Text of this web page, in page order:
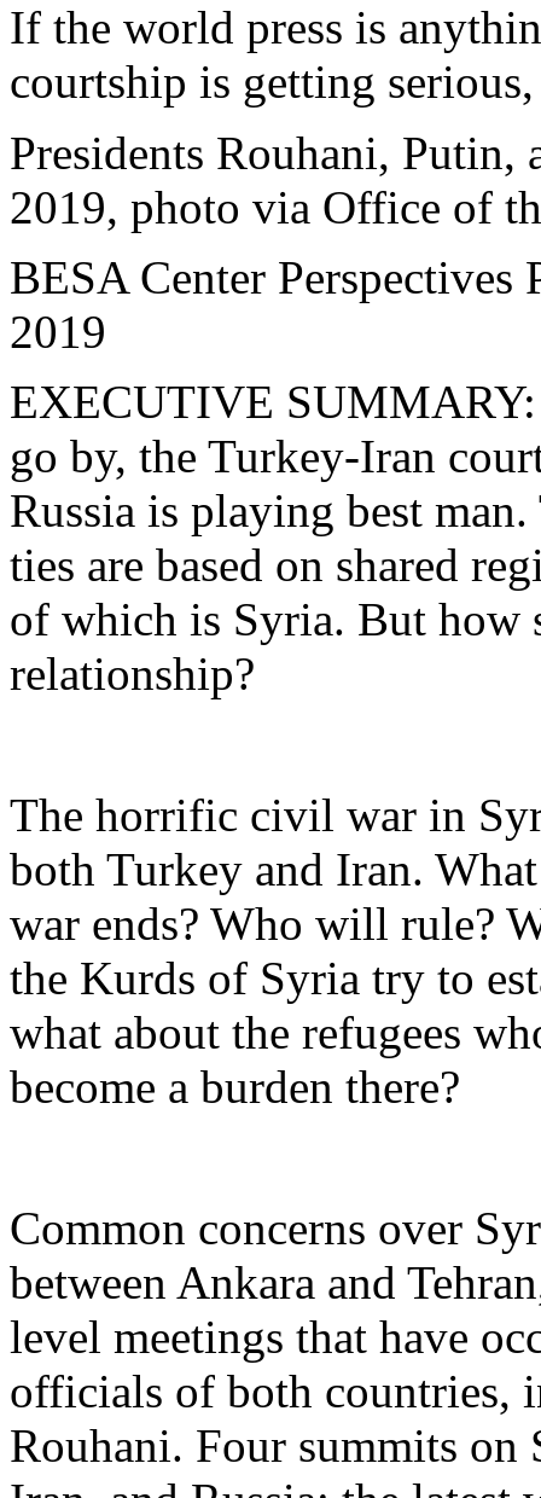
If the world press is
courtship is getting
Presidents Rouhani,
2019, photo via Office of
BESA Center Perspectives
2019
EXECUTIVE
go by, the Turkey-Iran
Russia is playing best
ties are based on shared
of which is Syria. But how
relationship?
The horrific civil war in
both Turkey and Iran.
war ends? Who will rule?
the Kurds of Syria try to
what about the refugees
become a burden there?
Common concerns over
between Ankara and
level meetings that have
officials of both countries,
Rouhani. Four summits on